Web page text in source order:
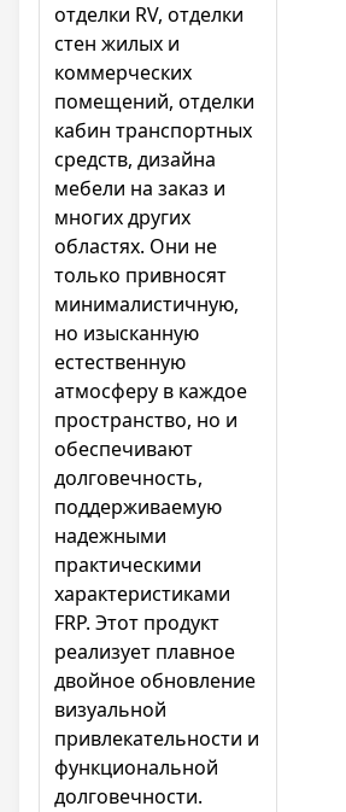
отделки RV, отделки
стен жилых и
коммерческих
помещений, отделки
кабин транспортных
средств, дизайна
мебели на заказ и
многих других
областях. Они не
только привносят
минималистичную,
но изысканную
естественную
атмосферу в каждое
пространство, но и
обеспечивают
долговечность,
поддерживаемую
надежными
практическими
характеристиками
FRP. Этот продукт
реализует плавное
двойное обновление
визуальной
привлекательности и
функциональной
долговечности.